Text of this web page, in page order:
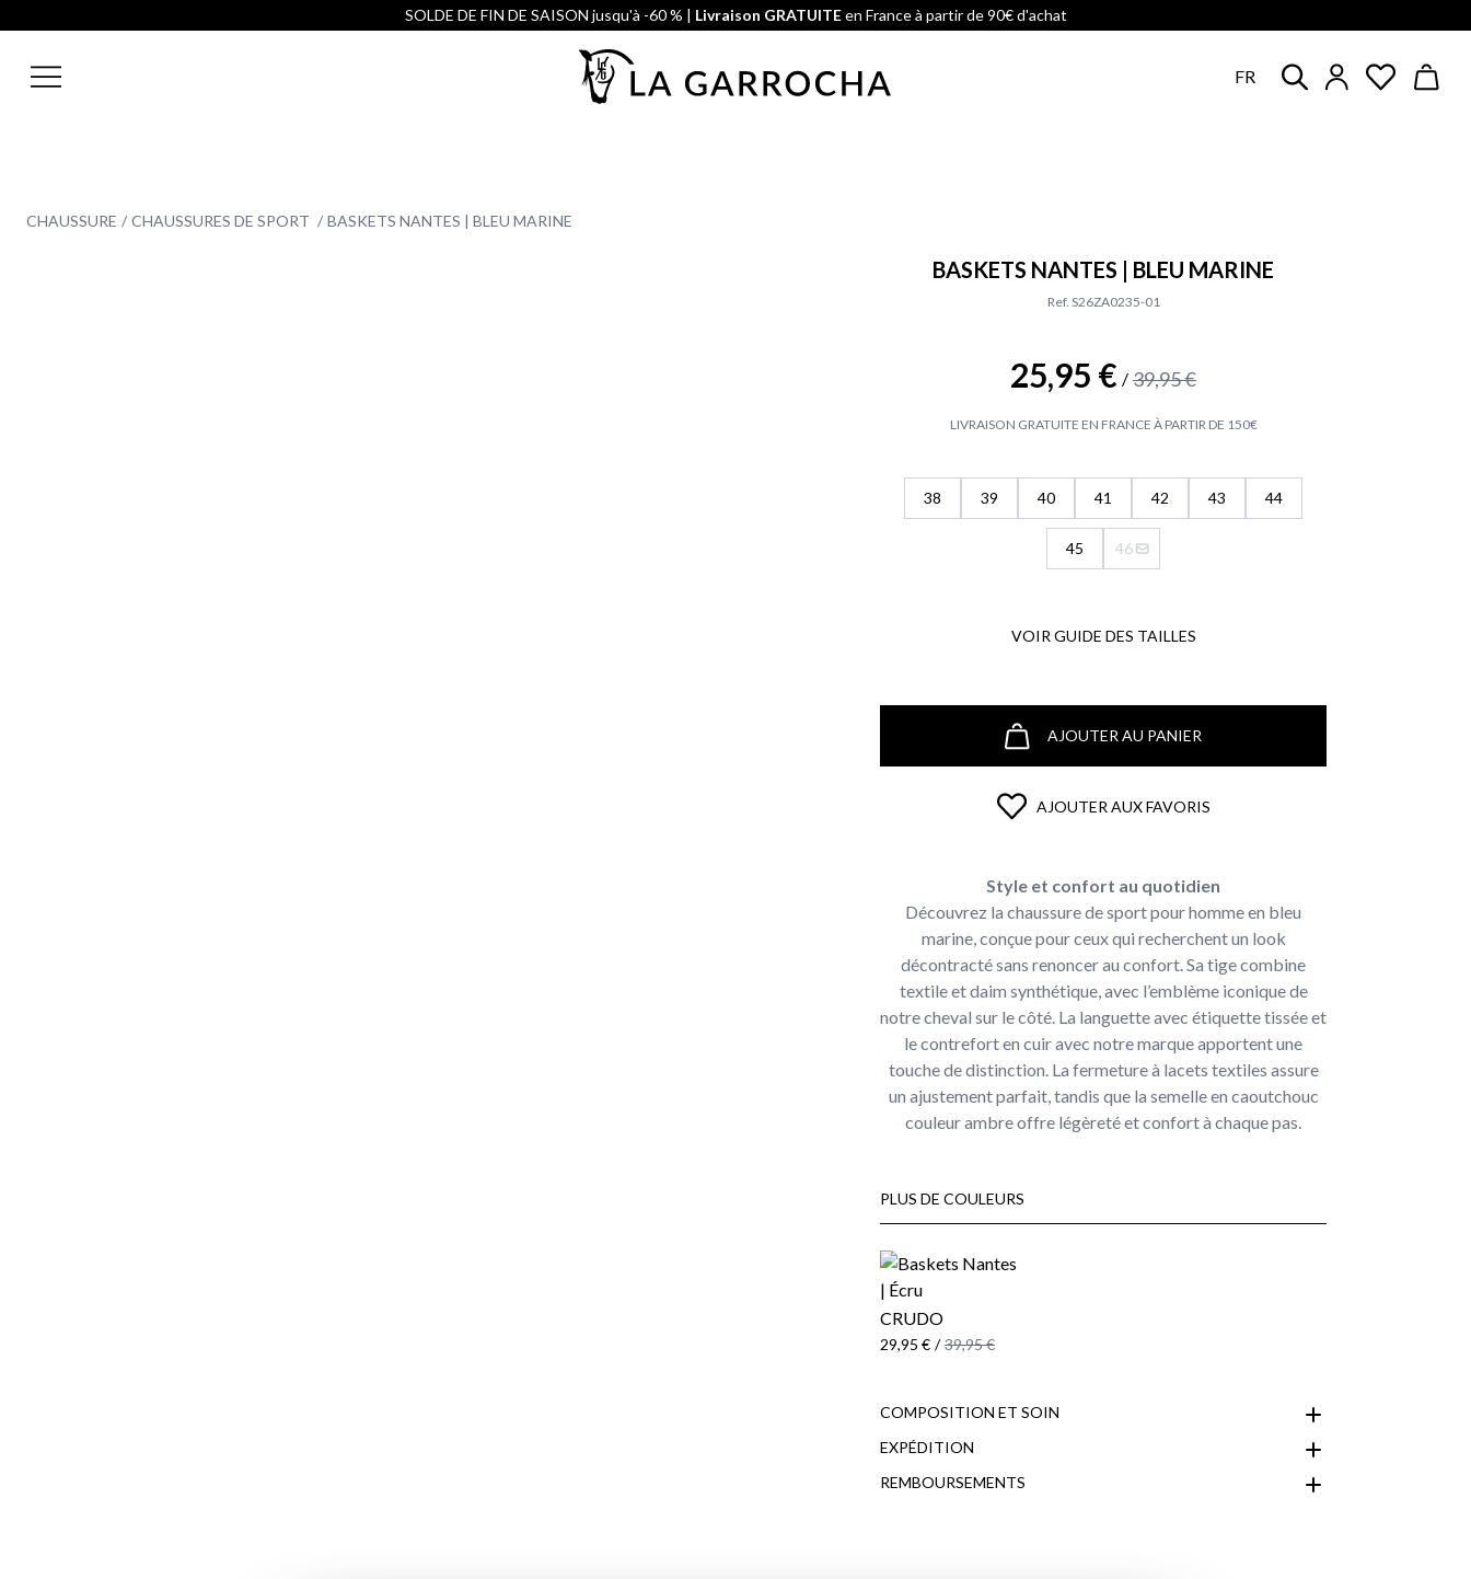
SOLDE DE FIN DE SAISON jusqu'à -60 % | Livraison GRATUITEen France à partir de 90€ d'achat
FR
CHAUSSURE CHAUSSURES DE SPORT BASKETS NANTES | BLEU MARINE
BASKETS NANTES | BLEU MARINE
Ref. S26ZA0235-01
25,95 € / 39,95 €
LIVRAISON GRATUITE EN FRANCE À PARTIR DE 150€
38 39 40 41 42 43 44
45 46
VOIR GUIDE DES TAILLES
AJOUTER AU PANIER
AJOUTER AUX FAVORIS
Style et confort au quotidien
Découvrez la chaussure de sport pour homme en bleu
marine, conçue pour ceux qui recherchent un look
décontracté sans renoncer au confort. Sa tige combine
textile et daim synthétique, avec l’emblème iconique de
notre cheval sur le côté. La languette avec étiquette tissée et
le contrefort en cuir avec notre marque apportent une
touche de distinction. La fermeture à lacets textiles assure
un ajustement parfait, tandis que la semelle en caoutchouc
couleur ambre offre légèreté et confort à chaque pas.
PLUS DE COULEURS
CRUDO
29,95 € / 39,95 €
COMPOSITION ET SOIN
EXPÉDITION
REMBOURSEMENTS